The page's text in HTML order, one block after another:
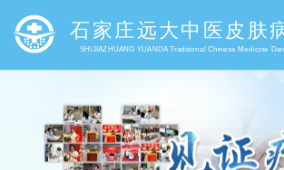
石家庄远大中医皮肤
SHIJIAZHUANG YUANDA Traditional Chinese Medicine